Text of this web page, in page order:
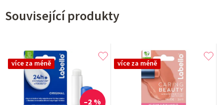
Související produkty
více za méně
–2 %
více za méně